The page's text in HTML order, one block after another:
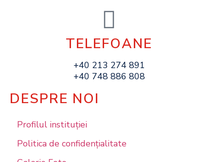
TELEFOANE
+40 213 274 891
+40 748 886 808
DESPRE NOI
Profilul instituţiei
Politica de confidențialitate